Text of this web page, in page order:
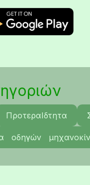
ΠροτεραΙδτητα
οδηγών μηχανοκίν